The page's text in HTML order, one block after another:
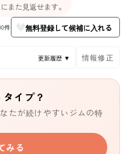
また見返せます。
件 無料登録して候補に入れる
更新履歴 ▼ 情報修正
イプ？
たが続けやすいジムの特
みる